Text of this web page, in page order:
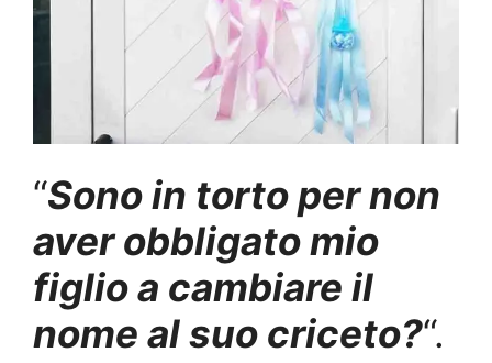
“Sono in torto per non
aver obbligato mio
figlio a cambiare il
nome al suo criceto?“.